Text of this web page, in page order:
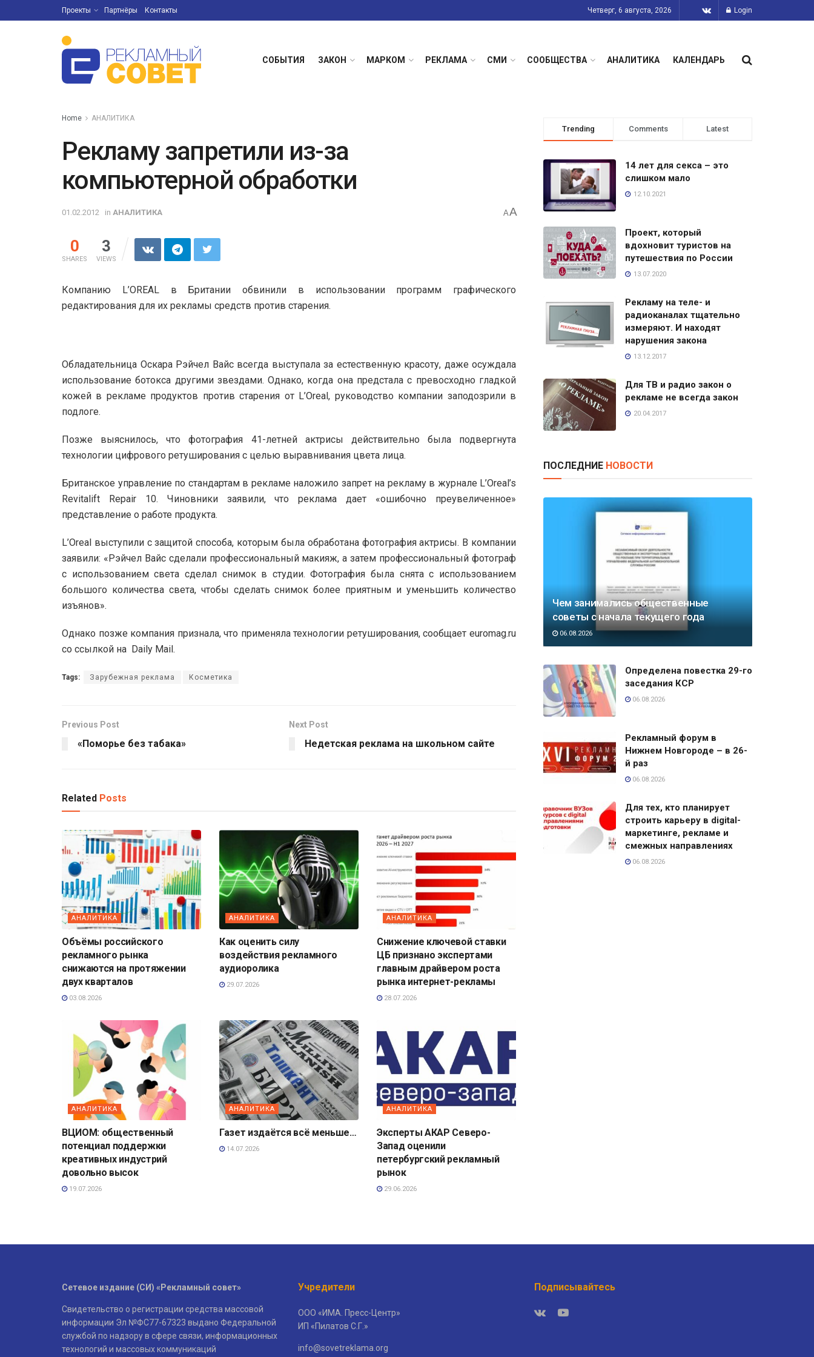
Проекты Партнёры Контакты Четверг, 6 августа, 2026 Login
СОБЫТИЯ ЗАКОН МАРКОМ РЕКЛАМА СМИ СООБЩЕСТВА АНАЛИТИКА КАЛЕНДАРЬ
Home АНАЛИТИКА
Рекламу запретили из-за
компьютерной обработки
01.02.2012 in АНАЛИТИКА AA
0
SHARES
3
VIEWS
Компанию L’OREAL в Британии обвинили в использовании программ графического
редактирования для их рекламы средств против старения.
Обладательница Оскара Рэйчел Вайс всегда выступала за естественную красоту, даже осуждала
использование ботокса другими звездами. Однако, когда она предстала с превосходно гладкой
кожей в рекламе продуктов против старения от L’Oreal, руководство компании заподозрили в
подлоге.
Позже выяснилось, что фотография 41-летней актрисы действительно была подвергнута
технологии цифрового ретуширования с целью выравнивания цвета лица.
Британское управление по стандартам в рекламе наложило запрет на рекламу в журнале L’Oreal’s
Revitalift Repair 10. Чиновники заявили, что реклама дает «ошибочно преувеличенное»
представление о работе продукта.
L’Oreal выступили с защитой способа, которым была обработана фотография актрисы. В компании
заявили: «Рэйчел Вайс сделали профессиональный макияж, а затем профессиональный фотограф
с использованием света сделал снимок в студии. Фотография была снята с использованием
большого количества света, чтобы сделать снимок более приятным и уменьшить количество
изъянов».
Однако позже компания признала, что применяла технологии ретуширования, сообщает euromag.ru
со ссылкой на Daily Mail.
Tags: Зарубежная реклама Косметика
Previous Post
«Поморье без табака»
Next Post
Недетская реклама на школьном сайте
Related Posts
АНАЛИТИКА
Объёмы российского
рекламного рынка
снижаются на протяжении
двух кварталов
03.08.2026
АНАЛИТИКА
Как оценить силу
воздействия рекламного
аудиоролика
29.07.2026
АНАЛИТИКА
Снижение ключевой ставки
ЦБ признано экспертами
главным драйвером роста
рынка интернет-рекламы
28.07.2026
АНАЛИТИКА
ВЦИОМ: общественный
потенциал поддержки
креативных индустрий
довольно высок
19.07.2026
АНАЛИТИКА
Газет издаётся всё меньше…
14.07.2026
АНАЛИТИКА
Эксперты АКАР Северо-
Запад оценили
петербургский рекламный
рынок
29.06.2026
Trending Comments Latest
14 лет для секса – это
слишком мало
12.10.2021
Проект, который
вдохновит туристов на
путешествия по России
13.07.2020
Рекламу на теле- и
радиоканалах тщательно
измеряют. И находят
нарушения закона
13.12.2017
Для ТВ и радио закон о
рекламе не всегда закон
20.04.2017
ПОСЛЕДНИЕ НОВОСТИ
Чем занимались общественные
советы с начала текущего года
06.08.2026
Определена повестка 29-го
заседания КСР
06.08.2026
Рекламный форум в
Нижнем Новгороде – в 26-
й раз
06.08.2026
Для тех, кто планирует
строить карьеру в digital-
маркетинге, рекламе и
смежных направлениях
06.08.2026
Сетевое издание (СИ) «Рекламный совет»
Свидетельство о регистрации средства массовой
информации Эл №ФС77-67323 выдано Федеральной
службой по надзору в сфере связи, информационных
технологий и массовых коммуникаций
Учредители
ООО «ИМА. Пресс-Центр»
ИП «Пилатов С.Г.»
info@sovetreklama.org
Подписывайтесь